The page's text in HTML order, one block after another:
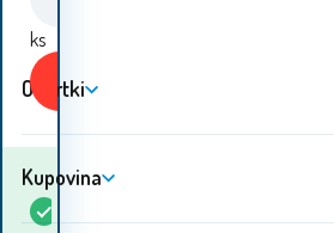
ks
Kupiti
lageru
O tvrtki
Kupovina